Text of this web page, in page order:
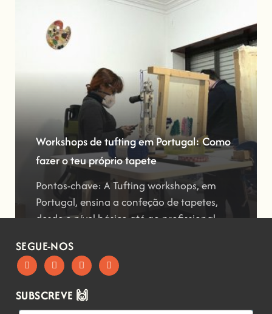
Workshops de tufting em Portugal: Como
fazer o teu próprio tapete
Pontos-chave: A Tufting workshops, em
Portugal, ensina a confeção de tapetes,
desde o nível básico até ao profissional
SEGUE-NOS
SUBSCREVE 🙌